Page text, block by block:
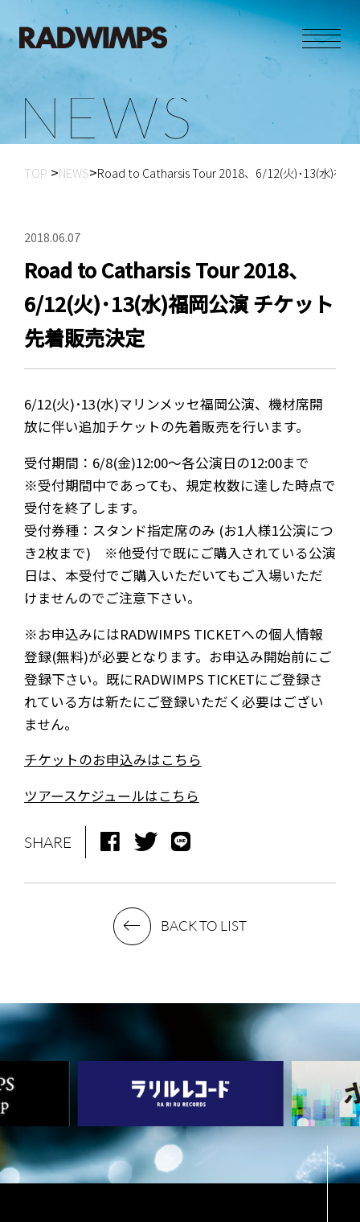
NEWS
MEDIA
LIVE
BIO
MUSIC
VIDEO
ARCHIVES
WIMP'S REPO
STAFF DIARY
CONTACT
N E WS
TOP NEWS Road to Catharsis Tour 2018、6/12(火)･13(水)福岡
2018.06.07
Road to Catharsis Tour 2018、
6/12(火)･13(水)福岡公演 チケット
先着販売決定
6/12(火)･13(水)マリンメッセ福岡公演、機材席開
放に伴い追加チケットの先着販売を行います。
受付期間：6/8(金)12:00～各公演日の12:00まで
※受付期間中であっても、規定枚数に達した時点で
受付を終了します。
受付券種：スタンド指定席のみ (お1人様1公演につ
き2枚まで) ※他受付で既にご購入されている公演
日は、本受付でご購入いただいてもご入場いただ
けませんのでご注意下さい。
※お申込みにはRADWIMPS TICKETへの個人情報
登録(無料)が必要となります。お申込み開始前にご
登録下さい。既にRADWIMPS TICKETにご登録さ
れている方は新たにご登録いただく必要はござい
ません。
チケットのお申込みはこちら
ツアースケジュールはこちら
SHARE
BACK TO LIST